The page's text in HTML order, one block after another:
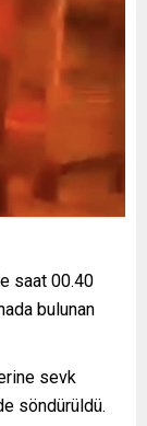
saat 00.40
bulunan
sevk
söndürüldü.